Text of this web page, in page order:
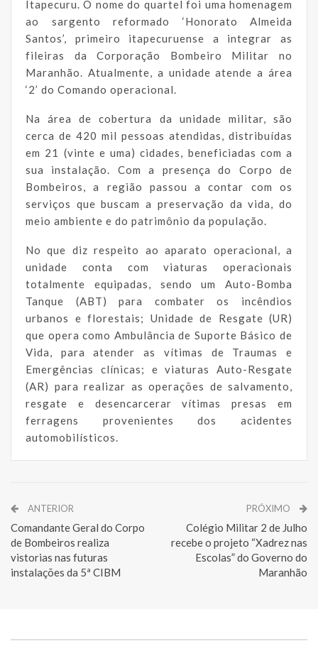
Itapecuru. O nome do quartel foi uma homenagem
ao sargento reformado ‘Honorato Almeida
Santos’, primeiro itapecuruense a integrar as
fileiras da Corporação Bombeiro Militar no
Maranhão. Atualmente, a unidade atende a área
‘2’ do Comando operacional.
Na área de cobertura da unidade militar, são
cerca de 420 mil pessoas atendidas, distribuídas
em 21 (vinte e uma) cidades, beneficiadas com a
sua instalação. Com a presença do Corpo de
Bombeiros, a região passou a contar com os
serviços que buscam a preservação da vida, do
meio ambiente e do patrimônio da população.
No que diz respeito ao aparato operacional, a
unidade conta com viaturas operacionais
totalmente equipadas, sendo um Auto-Bomba
Tanque (ABT) para combater os incêndios
urbanos e florestais; Unidade de Resgate (UR)
que opera como Ambulância de Suporte Básico de
Vida, para atender as vítimas de Traumas e
Emergências clínicas; e viaturas Auto-Resgate
(AR) para realizar as operações de salvamento,
resgate e desencarcerar vítimas presas em
ferragens provenientes dos acidentes
automobilísticos.
ANTERIOR
Comandante Geral do Corpo
de Bombeiros realiza
vistorias nas futuras
instalações da 5ª CIBM
PRÓXIMO
Colégio Militar 2 de Julho
recebe o projeto “Xadrez nas
Escolas” do Governo do
Maranhão